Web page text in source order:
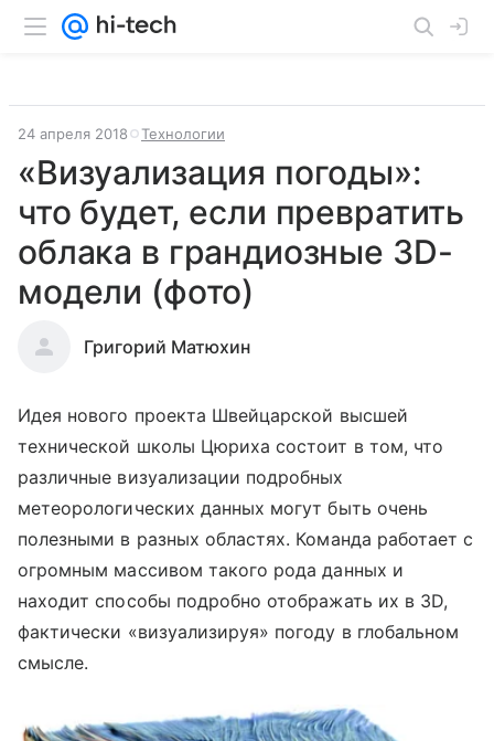
24 апреля 2018 Технологии
«Визуализация погоды»:
что будет, если превратить
облака в грандиозные 3D-
модели (фото)
Григорий Матюхин
Идея нового проекта Швейцарской высшей
технической школы Цюриха состоит в том, что
различные визуализации подробных
метеорологических данных могут быть очень
полезными в разных областях. Команда работает с
огромным массивом такого рода данных и
находит способы подробно отображать их в 3D,
фактически «визуализируя» погоду в глобальном
смысле.